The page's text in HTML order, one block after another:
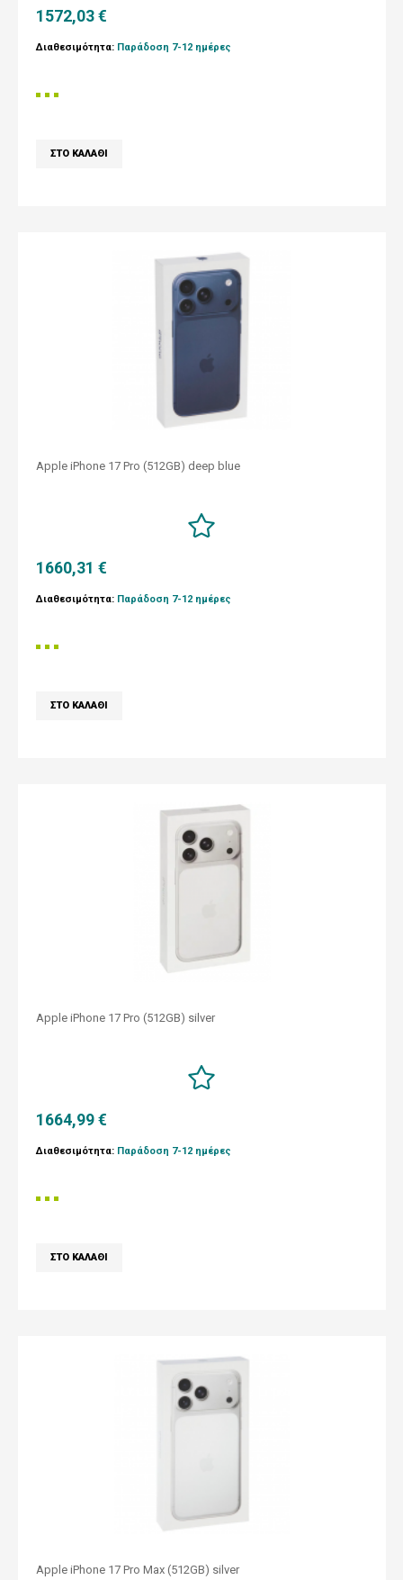
1572,03 €
Διαθεσιμότητα: Παράδοση 7-12 ημέρες
Apple iPhone 17 Pro (512GB) deep blue
1660,31 €
Διαθεσιμότητα: Παράδοση 7-12 ημέρες
Apple iPhone 17 Pro (512GB) silver
1664,99 €
Διαθεσιμότητα: Παράδοση 7-12 ημέρες
Apple iPhone 17 Pro Max (512GB) silver